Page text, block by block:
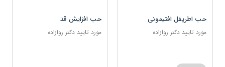
حب اطریفل افتیمونی
مورد تایید دکتر روازاده
حب افزایش قد
مورد تایید دکتر روازاده